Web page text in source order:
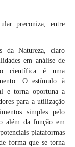
preconiza, entre
da Natureza, claro
em análise de
científica é uma
O estímulo à
e torna oportuna a
para a utilização
simples pelo
além da função em
plataformas
forma que se torna